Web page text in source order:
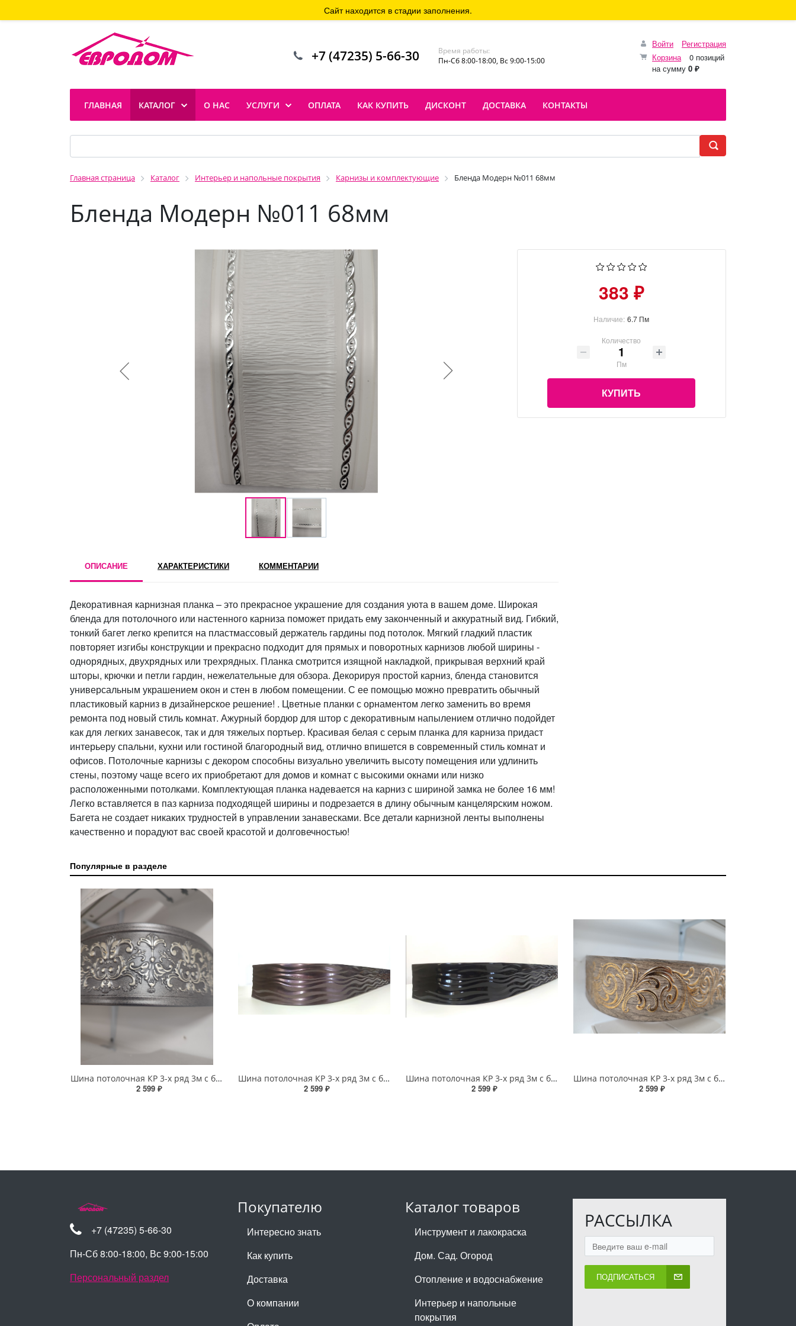
Войти
Регистрация
Корзина
0 позиций
на сумму 0 ₽
+7 (47235) 5-66-30
Время работы:
Пн-Сб 8:00-18:00, Вс 9:00-15:00
ГЛАВНАЯ КАТАЛОГ О НАС УСЛУГИ ОПЛАТА КАК КУПИТЬ ДИСКОНТ ДОСТАВКА КОНТАКТЫ
Главная страница Каталог Интерьер и напольные покрытия Карнизы и комплектующие Бленда Модерн №011 68мм
Бленда Модерн №011 68мм
Сайт находится в стадии заполнения.
383 ₽
Наличие: 6.7 Пм
Количество
Пм
КУПИТЬ
ОПИСАНИЕ ХАРАКТЕРИСТИКИ КОММЕНТАРИИ
Декоративная карнизная планка – это прекрасное украшение для создания уюта в вашем доме. Широкая
бленда для потолочного или настенного карниза поможет придать ему законченный и аккуратный вид. Гибкий,
тонкий багет легко крепится на пластмассовый держатель гардины под потолок. Мягкий гладкий пластик
повторяет изгибы конструкции и прекрасно подходит для прямых и поворотных карнизов любой ширины -
однорядных, двухрядных или трехрядных. Планка смотрится изящной накладкой, прикрывая верхний край
шторы, крючки и петли гардин, нежелательные для обзора. Декорируя простой карниз, бленда становится
универсальным украшением окон и стен в любом помещении. С ее помощью можно превратить обычный
пластиковый карниз в дизайнерское решение! . Цветные планки с орнаментом легко заменить во время
ремонта под новый стиль комнат. Ажурный бордюр для штор с декоративным напылением отлично подойдет
как для легких занавесок, так и для тяжелых портьер. Красивая белая с серым планка для карниза придаст
интерьеру спальни, кухни или гостиной благородный вид, отлично впишется в современный стиль комнат и
офисов. Потолочные карнизы с декором способны визуально увеличить высоту помещения или удлинить
стены, поэтому чаще всего их приобретают для домов и комнат с высокими окнами или низко
расположенными потолками. Комплектующая планка надевается на карниз с шириной замка не более 16 мм!
Легко вставляется в паз карниза подходящей ширины и подрезается в длину обычным канцелярским ножом.
Багета не создает никаких трудностей в управлении занавесками. Все детали карнизной ленты выполнены
качественно и порадуют вас своей красотой и долговечностью!
Популярные в разделе
Шина потолочная КР 3-х ряд 3м с блендой+повороты Дамаск серый
2 599 ₽
Шина потолочная КР 3-х ряд 3м с блендой+повороты Бриз №204 7см
2 599 ₽
Шина потолочная КР 3-х ряд 3м с блендой+повороты Бриз №44 7см
2 599 ₽
Шина потолочная КР 3-х ряд 3м с блендой+повороты Премьера №24 7см
2 599 ₽
Покупателю
Интересно знать
Как купить
Доставка
О компании
Каталог товаров
Инструмент и лакокраска
Дом. Сад. Огород
Отопление и водоснабжение
Интерьер и напольные
покрытия
РАССЫЛКА
ПОДПИСАТЬСЯ
+7 (47235) 5-66-30
Пн-Сб 8:00-18:00, Вс 9:00-15:00
Персональный раздел